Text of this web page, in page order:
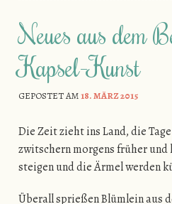
Neues aus dem
Kapsel-Kunst
GEPOSTET AM18. MÄRZ 2015
Die Zeit zieht ins Land, die
zwitschern morgens früher
steigen und die Ärmel werden
Überall sprießen Blümlein aus